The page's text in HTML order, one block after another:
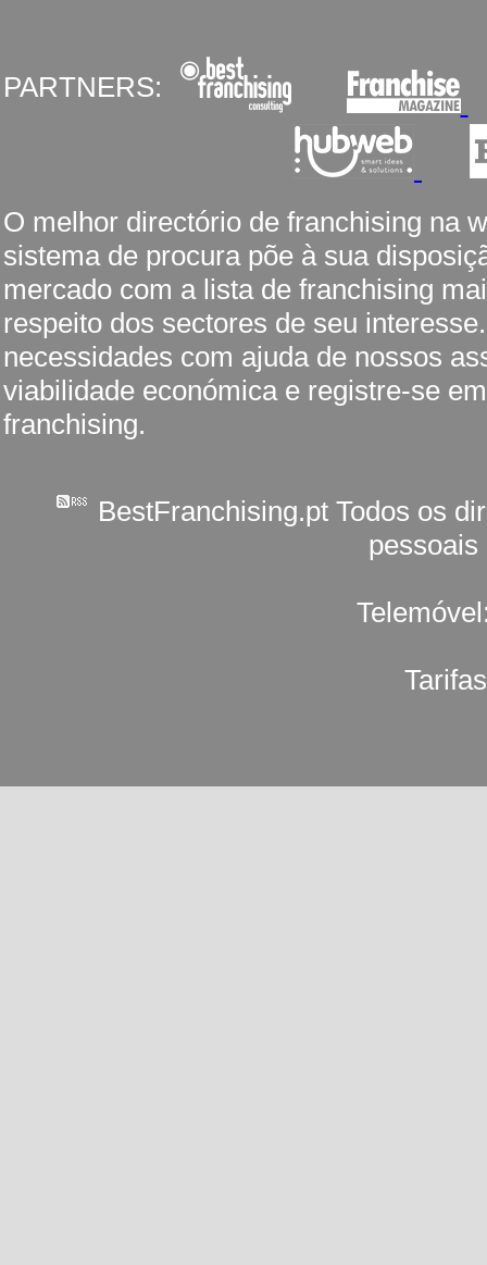
PARTNERS:
O melhor directório de franchising na
sistema de procura põe à sua
mercado com a lista de franchising
respeito dos sectores de seu
necessidades com ajuda de nossos
viabilidade económica e registre-se
franchising.
BestFranchising.pt Todos os
pessoais